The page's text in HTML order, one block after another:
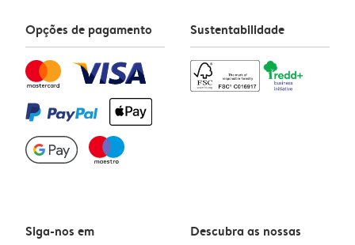
Opções de pagamento Sustentabilidade
Siga-nos em
Descubra as nossas